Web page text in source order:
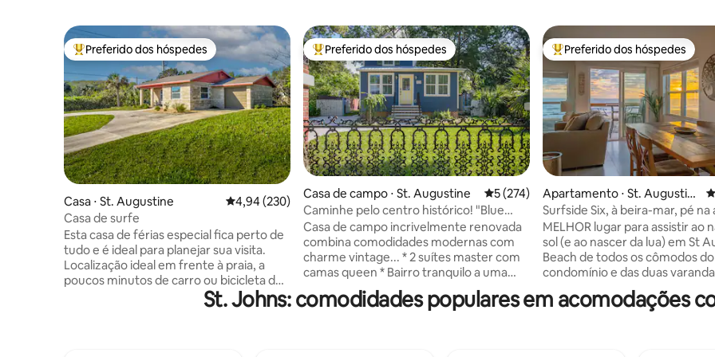
Entre os melhores preferidos dos hóspedes
Preferido dos hóspedes
Casa ⋅ St. Augustine 4,94 de uma avaliação média de 5, 230 avaliações
4,94 (230)
Casa de surfe
Esta casa de férias especial fica perto de
tudo e é ideal para planejar sua visita.
Localização ideal em frente à praia, a
poucos minutos de carro ou bicicleta do
centro histórico de St. Augustine. O
bangalô costeiro da década de 1950 está
Entre os melhores preferidos dos hóspedes
Preferido dos hóspedes
Casa de campo ⋅ St. Augustine 5 de uma avaliação média de 5, 274
5 (274)
Caminhe pelo centro histórico! "Blue
Heaven"
Casa de campo incrivelmente renovada
combina comodidades modernas com
charme vintage... * 2 suítes master com
camas queen * Bairro tranquilo a uma
curta distância a pé para explorar a
cidade mais antiga da nação * Banheiras
Entre os melhores preferidos
Preferido dos hóspedes
Apartamento ⋅ St. Augustin
e Beach
Surfside Six, à beira-mar, pé na
MELHOR lugar para assistir ao
sol (e ao nascer da lua) em St
Beach de todos os cômodos do
condomínio e das duas
em frente à praia! UNIDADE DE
ÚLTIMO ANDAR! Uma
St. Johns: comodidades populares em acomodações